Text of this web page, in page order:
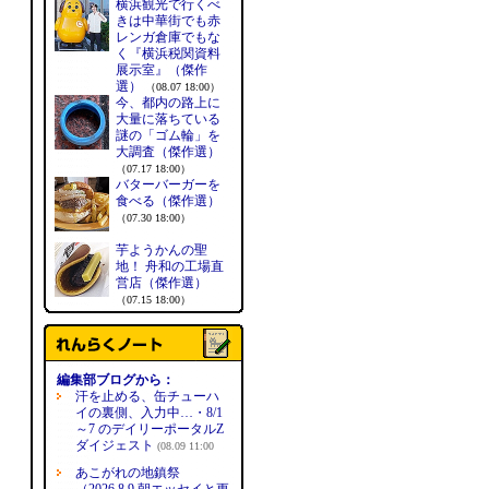
横浜観光で行くべ
きは中華街でも赤
レンガ倉庫でもな
く『横浜税関資料
展示室』（傑作
選）
（08.07 18:00）
今、都内の路上に
大量に落ちている
謎の「ゴム輪」を
大調査（傑作選）
（07.17 18:00）
バターバーガーを
食べる（傑作選）
（07.30 18:00）
芋ようかんの聖
地！ 舟和の工場直
営店（傑作選）
（07.15 18:00）
編集部ブログから：
汗を止める、缶チューハ
イの裏側、入力中…・8/1
～7 のデイリーポータルZ
ダイジェスト (08.09 11:00
あこがれの地鎮祭